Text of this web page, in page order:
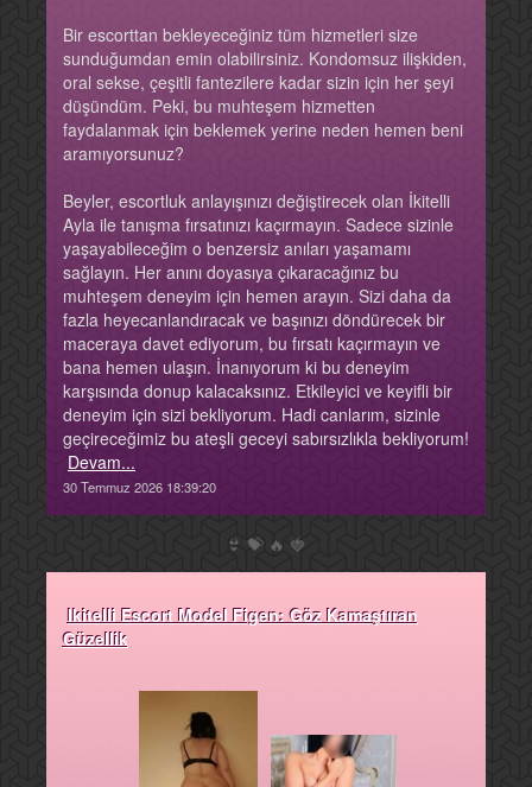
Bir escorttan bekleyeceğiniz tüm hizmetleri size
sunduğumdan emin olabilirsiniz. Kondomsuz ilişkiden,
oral sekse, çeşitli fantezilere kadar sizin için her şeyi
düşündüm. Peki, bu muhteşem hizmetten
faydalanmak için beklemek yerine neden hemen beni
aramıyorsunuz?
Beyler, escortluk anlayışınızı değiştirecek olan İkitelli
Ayla ile tanışma fırsatınızı kaçırmayın. Sadece sizinle
yaşayabileceğim o benzersiz anıları yaşamamı
sağlayın. Her anını doyasıya çıkaracağınız bu
muhteşem deneyim için hemen arayın. Sizi daha da
fazla heyecanlandıracak ve başınızı döndürecek bir
maceraya davet ediyorum, bu fırsatı kaçırmayın ve
bana hemen ulaşın. İnanıyorum ki bu deneyim
karşısında donup kalacaksınız. Etkileyici ve keyifli bir
deneyim için sizi bekliyorum. Hadi canlarım, sizinle
geçireceğimiz bu ateşli geceyi sabırsızlıkla bekliyorum!
Devam...
30 Temmuz 2026 18:39:20
👙 💝 🔥 🍓
Ikitelli Escort Model Figen: Göz Kamaştıran
Güzellik